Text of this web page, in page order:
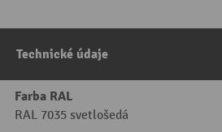
Technické údaje
Farba RAL
RAL 7035 svetlošedá